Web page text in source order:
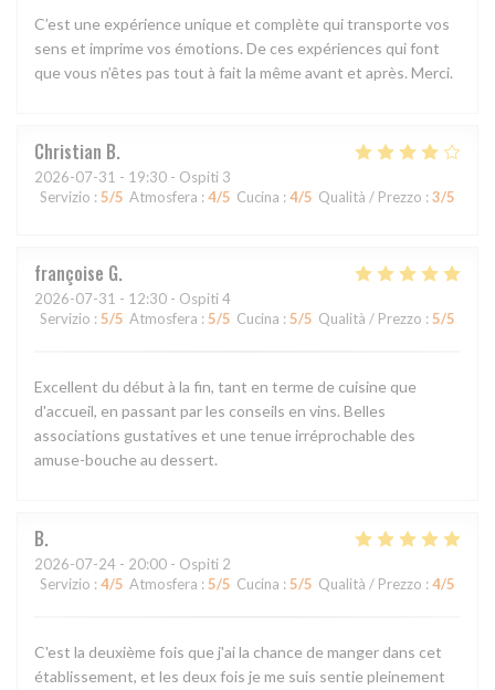
C’est une expérience unique et complète qui transporte vos
sens et imprime vos émotions. De ces expériences qui font
que vous n’êtes pas tout à fait la même avant et après. Merci.
Christian B
2026-07-31 - 19:30 - Ospiti 3
Servizio : 5/5 Atmosfera : 4/5 Cucina : 4/5 Qualità / Prezzo : 3/5
françoise G
2026-07-31 - 12:30 - Ospiti 4
Servizio : 5/5 Atmosfera : 5/5 Cucina : 5/5 Qualità / Prezzo : 5/5
Excellent du début à la fin, tant en terme de cuisine que
d'accueil, en passant par les conseils en vins. Belles
associations gustatives et une tenue irréprochable des
amuse-bouche au dessert.
B
2026-07-24 - 20:00 - Ospiti 2
Servizio : 4/5 Atmosfera : 5/5 Cucina : 5/5 Qualità / Prezzo : 4/5
C'est la deuxième fois que j'ai la chance de manger dans cet
établissement, et les deux fois je me suis sentie pleinement